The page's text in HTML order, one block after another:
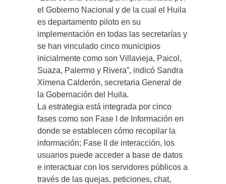
el Gobierno Nacional y de la cual el Huila
es departamento piloto en su
implementación en todas las secretarías y
se han vinculado cinco municipios
inicialmente como son Villavieja, Paicol,
Suaza, Palermo y Rivera”, indicó Sandra
Ximena Calderón, secretaria General de
la Gobernación del Huila.
La estrategia está integrada por cinco
fases como son Fase I de Información en
donde se establecen cómo recopilar la
información; Fase II de interacción, los
usuarios puede acceder a base de datos
e interactuar con los servidores públicos a
través de las quejas, peticiones, chat,